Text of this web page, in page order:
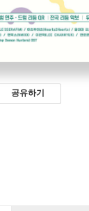
공유하기